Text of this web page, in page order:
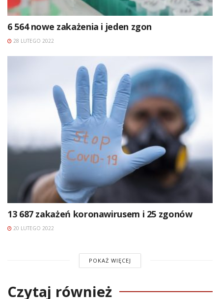
6 564 nowe zakażenia i jeden zgon
28 LUTEGO 2022
13 687 zakażeń koronawirusem i 25 zgonów
20 LUTEGO 2022
POKAŻ WIĘCEJ
Czytaj również